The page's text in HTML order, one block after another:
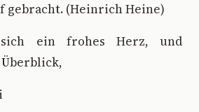
gebracht. (Heinrich Heine)
sich ein frohes Herz, und